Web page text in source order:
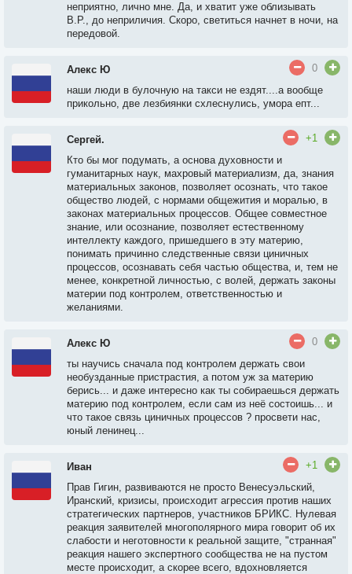
неприятно, лично мне. Да, и хватит уже облизывать
В.Р., до неприличия. Скоро, светиться начнет в ночи, на
передовой.
Алекс Ю
0
наши люди в булочную на такси не ездят....а вообще
прикольно, две лезбиянки схлеснулись, умора епт...
Сергей.
+1
Кто бы мог подумать, а основа духовности и
гуманитарных наук, махровый материализм, да, знания
материальных законов, позволяет осознать, что такое
общество людей, с нормами общежития и моралью, в
законах материальных процессов. Общее совместное
знание, или осознание, позволяет естественному
интеллекту каждого, пришедшего в эту материю,
понимать причинно следственные связи циничных
процессов, осознавать себя частью общества, и, тем не
менее, конкретной личностью, с волей, держать законы
материи под контролем, ответственностью и
желаниями.
Алекс Ю
0
ты научись сначала под контролем держать свои
необузданные пристрастия, а потом уж за материю
берись... и даже интересно как ты собираешься держать
материю под контролем, если сам из неё состоишь... и
что такое связь циничных процессов ? просвети нас,
юный ленинец...
Иван
+1
Прав Гигин, развиваются не просто Венесуэльский,
Иранский, кризисы, происходит агрессия против наших
стратегических партнеров, участников БРИКС. Нулевая
реакция заявителей многополярного мира говорит об их
слабости и неготовности к реальной защите, "странная"
реакция нашего экспертного сообщества не на пустом
месте происходит, а скорее всего, вдохновляется